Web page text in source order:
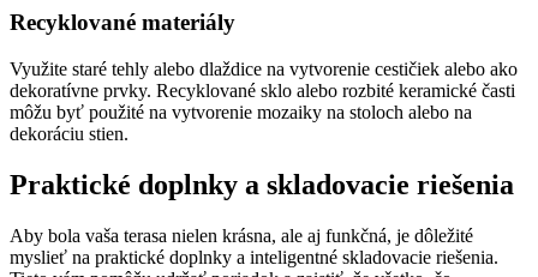
Recyklované materiály
Využite staré tehly alebo dlaždice na vytvorenie cestičiek alebo ako
dekoratívne prvky. Recyklované sklo alebo rozbité keramické časti
môžu byť použité na vytvorenie mozaiky na stoloch alebo na
dekoráciu stien.
Praktické doplnky a skladovacie riešenia
Aby bola vaša terasa nielen krásna, ale aj funkčná, je dôležité
myslieť na praktické doplnky a inteligentné skladovacie riešenia.